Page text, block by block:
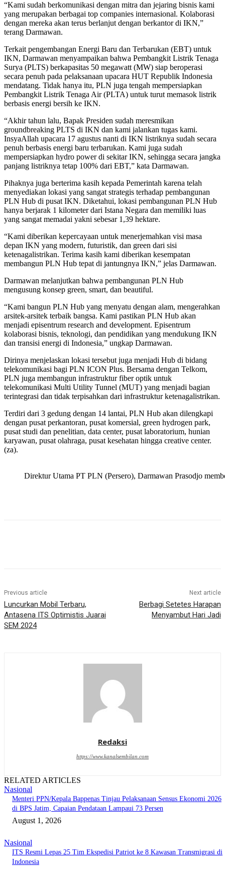
“Kami sudah berkomunikasi dengan mitra dan jejaring bisnis kami
yang merupakan berbagai top companies internasional. Kolaborasi
dengan mereka akan terus berlanjut dengan berkantor di IKN,”
terang Darmawan.
Terkait pengembangan Energi Baru dan Terbarukan (EBT) untuk
IKN, Darmawan menyampaikan bahwa Pembangkit Listrik Tenaga
Surya (PLTS) berkapasitas 50 megawatt (MW) siap beroperasi
secara penuh pada pelaksanaan upacara HUT Republik Indonesia
mendatang. Tidak hanya itu, PLN juga tengah mempersiapkan
Pembangkit Listrik Tenaga Air (PLTA) untuk turut memasok listrik
berbasis energi bersih ke IKN.
“Akhir tahun lalu, Bapak Presiden sudah meresmikan
groundbreaking PLTS di IKN dan kami jalankan tugas kami.
InsyaAllah upacara 17 agustus nanti di IKN listriknya sudah secara
penuh berbasis energi baru terbarukan. Kami juga sudah
mempersiapkan hydro power di sekitar IKN, sehingga secara jangka
panjang listriknya tetap 100% dari EBT,” kata Darmawan.
Pihaknya juga berterima kasih kepada Pemerintah karena telah
menyediakan lokasi yang sangat strategis terhadap pembangunan
PLN Hub di pusat IKN. Diketahui, lokasi pembangunan PLN Hub
hanya berjarak 1 kilometer dari Istana Negara dan memiliki luas
yang sangat memadai yakni sebesar 1,39 hektare.
“Kami diberikan kepercayaan untuk menerjemahkan visi masa
depan IKN yang modern, futuristik, dan green dari sisi
ketenagalistrikan. Terima kasih kami diberikan kesempatan
membangun PLN Hub tepat di jantungnya IKN,” jelas Darmawan.
Darmawan melanjutkan bahwa pembangunan PLN Hub
mengusung konsep green, smart, dan beautiful.
“Kami bangun PLN Hub yang menyatu dengan alam, mengerahkan
arsitek-arsitek terbaik bangsa. Kami pastikan PLN Hub akan
menjadi episentrum research and development. Episentrum
kolaborasi bisnis, teknologi, dan pendidikan yang mendukung IKN
dan transisi energi di Indonesia,” ungkap Darmawan.
Dirinya menjelaskan lokasi tersebut juga menjadi Hub di bidang
telekomunikasi bagi PLN ICON Plus. Bersama dengan Telkom,
PLN juga membangun infrastruktur fiber optik untuk
telekomunikasi Multi Utility Tunnel (MUT) yang menjadi bagian
terintegrasi dan tidak terpisahkan dari infrastruktur ketenagalistrikan.
Terdiri dari 3 gedung dengan 14 lantai, PLN Hub akan dilengkapi
dengan pusat perkantoran, pusat komersial, green hydrogen park,
pusat studi dan penelitian, data center, pusat laboratorium, hunian
karyawan, pusat olahraga, pusat kesehatan hingga creative center.
(za).
Direktur Utama PT PLN (Persero), Darmawan Prasodjo
Previous article
Luncurkan Mobil Terbaru,
Antasena ITS Optimistis Juarai
SEM 2024
Next article
Berbagi Setetes Harapan
Menyambut Hari Jadi
Redaksi
https://www.kanalsembilan.com
RELATED ARTICLES
Nasional
Menteri PPN/Kepala Bappenas Tinjau Pelaksanaan Sensus Ekonomi 2026
di BPS Jatim, Capaian Pendataan Lampaui 73 Persen
August 1, 2026
Nasional
ITS Resmi Lepas 25 Tim Ekspedisi Patriot ke 8 Kawasan Transmigrasi di
Indonesia